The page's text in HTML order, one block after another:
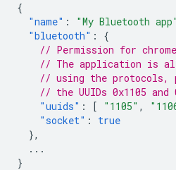
{
"name" : "My Bluetooth app"
"bluetooth" :
{
// Permission for
// The application is
// using the
// the UUIDs 0x1105
"uuids" : [ "1105" ,
"socket" :
true
},
...
}